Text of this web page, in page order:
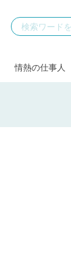
情熱の仕事人